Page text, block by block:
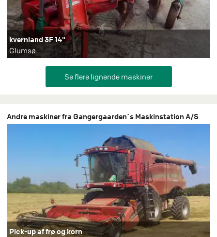
kvernland 3F 14"
Glumsø
Andre maskiner fra Gangergaarden´s Maskinstation A/S
Pick-up af frø og korn